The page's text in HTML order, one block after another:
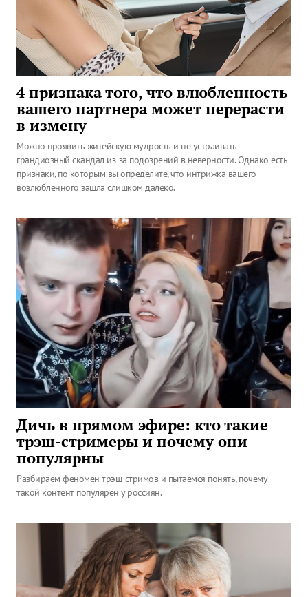
4 признака того, что влюбленность
вашего партнера может перерасти
в измену
Можно проявить житейскую мудрость и не устраивать
грандиозный скандал из-за подозрений в неверности. Однако есть
признаки, по которым вы определите, что интрижка вашего
возлюбленного зашла слишком далеко.
Дичь в прямом эфире: кто такие
трэш-стримеры и почему они
популярны
Разбираем феномен трэш-стримов и пытаемся понять, почему
такой контент популярен у россиян.